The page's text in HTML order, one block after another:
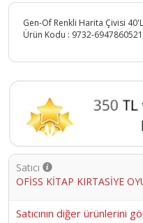
Gen-Of Renkli Harita Çivisi
Ürün Kodu : 9732-
Satıcı
OFİSS KİTAP KIRTASİYE
Satıcının diğer ürünlerini